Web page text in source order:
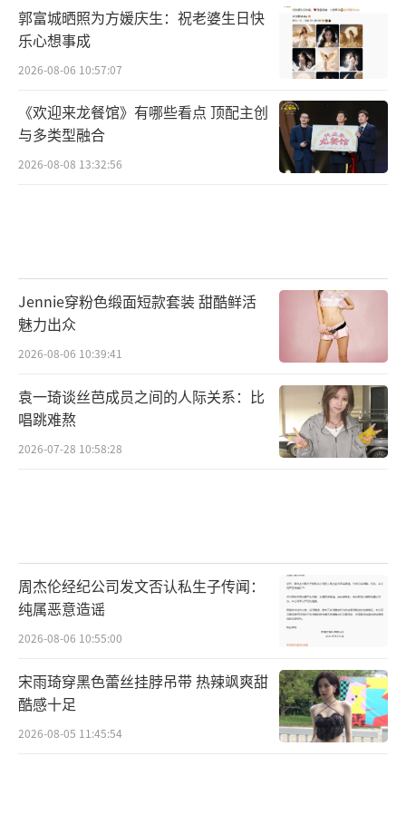
郭富城晒照为方媛庆生：祝老婆生日快
乐心想事成
2026-08-06 10:57:07
《欢迎来龙餐馆》有哪些看点 顶配主创
与多类型融合
2026-08-08 13:32:56
Jennie穿粉色缎面短款套装 甜酷鲜活
魅力出众
2026-08-06 10:39:41
袁一琦谈丝芭成员之间的人际关系：比
唱跳难熬
2026-07-28 10:58:28
周杰伦经纪公司发文否认私生子传闻：
纯属恶意造谣
2026-08-06 10:55:00
宋雨琦穿黑色蕾丝挂脖吊带 热辣飒爽甜
酷感十足
2026-08-05 11:45:54